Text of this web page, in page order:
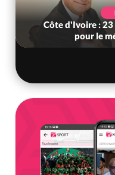
Côte d'Ivoire : 23
pour le